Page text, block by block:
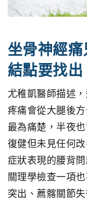
坐骨神經
結點要找出
尤稚凱醫師描述
疼痛會從大腿後
最為痛楚，半夜
復健但未見任何
症狀表現的腰背
關理學檢查一項
突出、薦髂關節